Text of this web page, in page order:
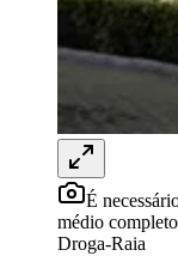
Portal
Agenda de
Vagas de
Panorama Econômico
Panorama
Para Sua Empresa
Anuncie no
É
médio
Droga-Raia